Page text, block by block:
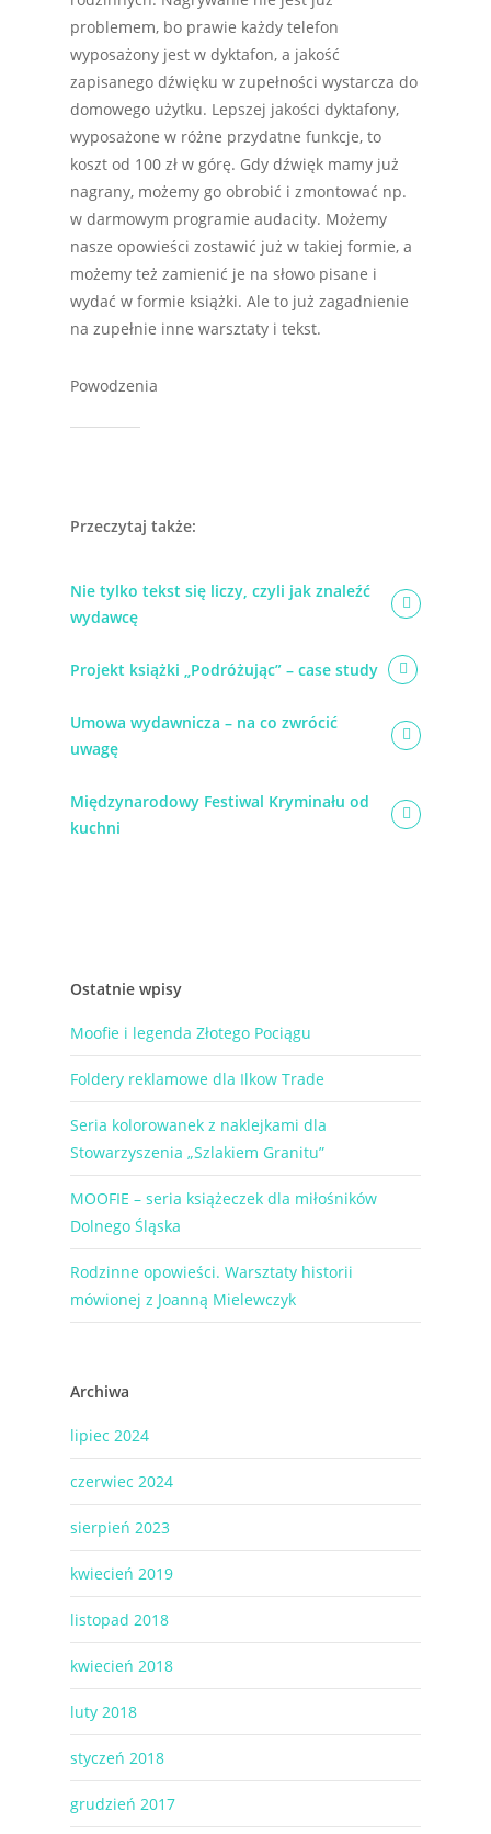
problemem, bo prawie każdy telefon
wyposażony jest w dyktafon, a jakość
zapisanego dźwięku w zupełności wystarcza do
domowego użytku. Lepszej jakości dyktafony,
wyposażone w różne przydatne funkcje, to
koszt od 100 zł w górę. Gdy dźwięk mamy już
nagrany, możemy go obrobić i zmontować np.
w darmowym programie audacity. Możemy
nasze opowieści zostawić już w takiej formie, a
możemy też zamienić je na słowo pisane i
wydać w formie książki. Ale to już zagadnienie
na zupełnie inne warsztaty i tekst.
Powodzenia
Przeczytaj także:
Nie tylko tekst się liczy, czyli jak znaleźć
wydawcę
Projekt książki „Podróżując” – case study
Umowa wydawnicza – na co zwrócić
uwagę
Międzynarodowy Festiwal Kryminału od
kuchni
Ostatnie wpisy
Moofie i legenda Złotego Pociągu
Foldery reklamowe dla Ilkow Trade
Seria kolorowanek z naklejkami dla
Stowarzyszenia „Szlakiem Granitu”
MOOFIE – seria książeczek dla miłośników
Dolnego Śląska
Rodzinne opowieści. Warsztaty historii
mówionej z Joanną Mielewczyk
Archiwa
lipiec 2024
czerwiec 2024
sierpień 2023
kwiecień 2019
listopad 2018
kwiecień 2018
luty 2018
styczeń 2018
grudzień 2017